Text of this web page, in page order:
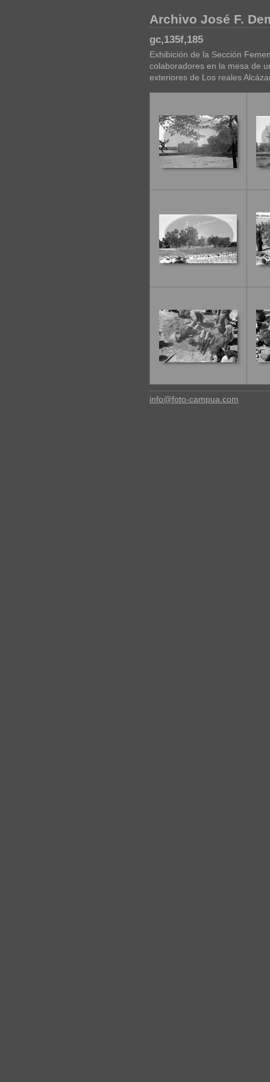
Archivo José F.
gc,135f,185
Exhibición de la Sección
colaboradores en la mesa de
exteriores de Los reales
info@foto-campua.com